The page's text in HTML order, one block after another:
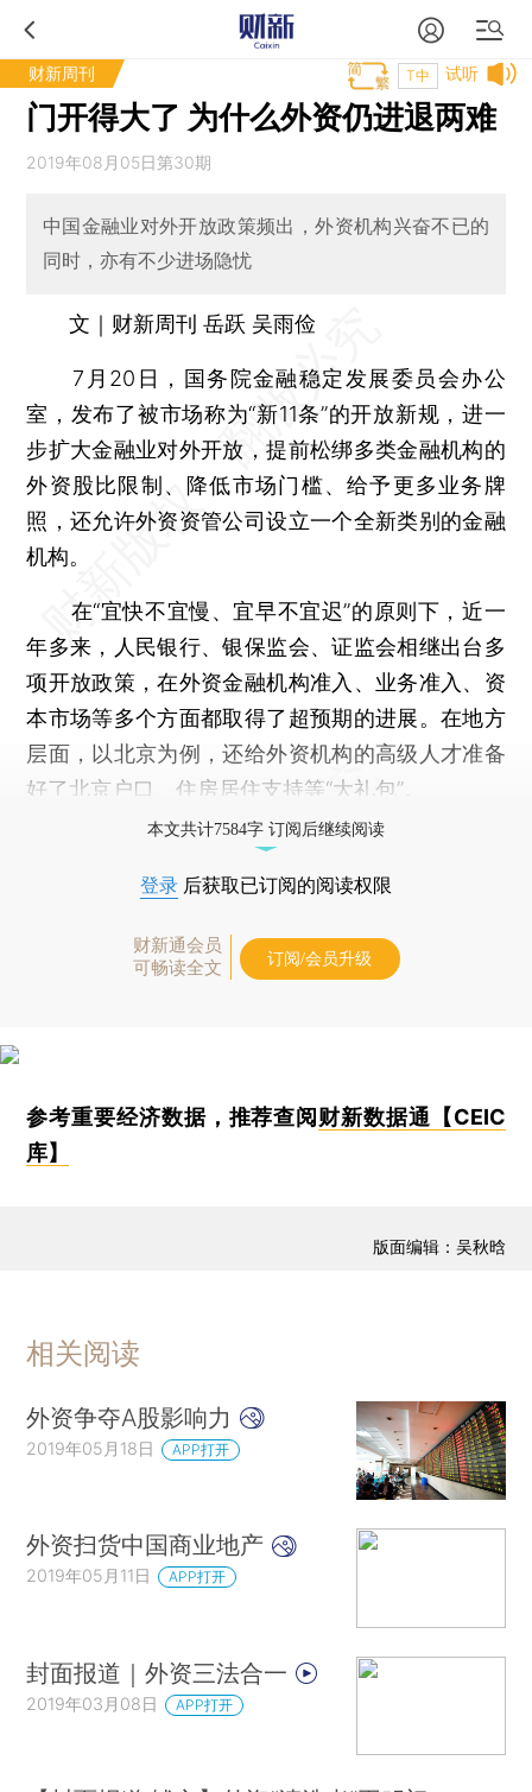
财新周刊 试听
T中
门开得大了 为什么外资仍进退两难
2019年08月05日第30期
中国金融业对外开放政策频出，外资机构兴奋不已的
同时，亦有不少进场隐忧
文｜财新周刊 岳跃 吴雨俭
7月20日，国务院金融稳定发展委员会办公
室，发布了被市场称为“新11条”的开放新规，进一
步扩大金融业对外开放，提前松绑多类金融机构的
外资股比限制、降低市场门槛、给予更多业务牌
照，还允许外资资管公司设立一个全新类别的金融
机构。
在“宜快不宜慢、宜早不宜迟”的原则下，近一
年多来，人民银行、银保监会、证监会相继出台多
项开放政策，在外资金融机构准入、业务准入、资
本市场等多个方面都取得了超预期的进展。在地方
层面，以北京为例，还给外资机构的高级人才准备
好了北京户口、住房居住支持等“大礼包”。
本文共计7584字 订阅后继续阅读
登录 后获取已订阅的阅读权限
财新通会员
可畅读全文
订阅/会员升级
参考重要经济数据，推荐查阅 财新数据通【CEIC
库】
版面编辑：吴秋晗
相关阅读
外资争夺A股影响力
2019年05月18日 APP打开
外资扫货中国商业地产
2019年05月11日 APP打开
封面报道｜外资三法合一
2019年03月08日 APP打开